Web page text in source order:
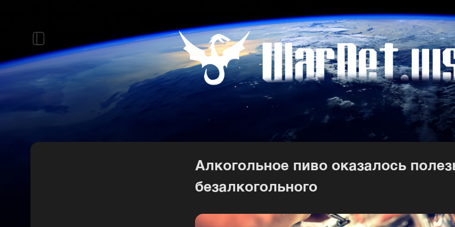
Алкогольное пиво оказалось
безалкогольного